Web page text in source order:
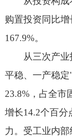
百分点，成为投资
资同比下降25.6%。
（三）房地产
市房地产开发完成
投资占固定资产投
分构成看。建